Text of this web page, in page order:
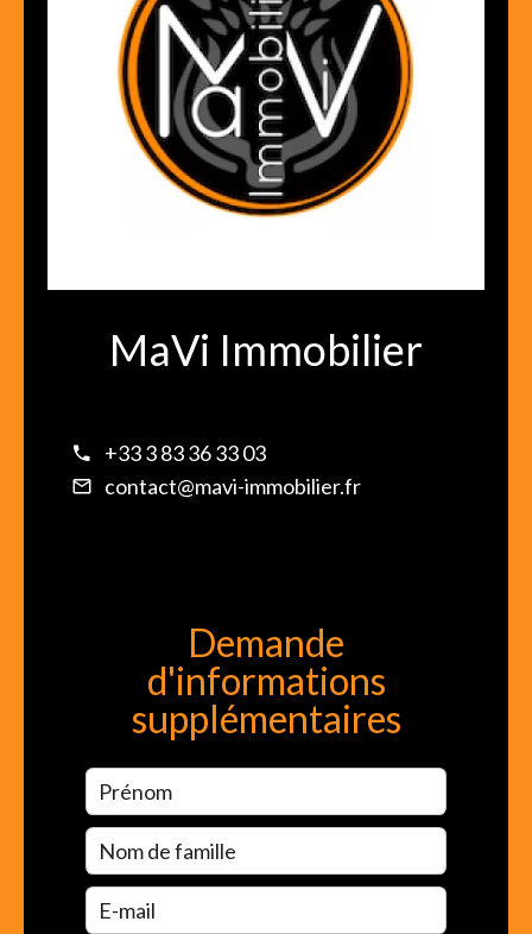
MaVi Immobilier
+33 3 83 36 33 03
contact@mavi-immobilier.fr
Demande
d'informations
supplémentaires